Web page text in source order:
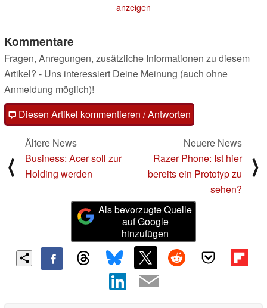
anzeigen
Kommentare
Fragen, Anregungen, zusätzliche Informationen zu diesem
Artikel? - Uns interessiert Deine Meinung (auch ohne
Anmeldung möglich)!
Diesen Artikel kommentieren / Antworten
⟨
Ältere News
Business: Acer soll zur
Holding werden
Neuere News
Razer Phone: Ist hier
bereits ein Prototyp zu
sehen?
⟩
Als bevorzugte Quelle
auf Google
hinzufügen